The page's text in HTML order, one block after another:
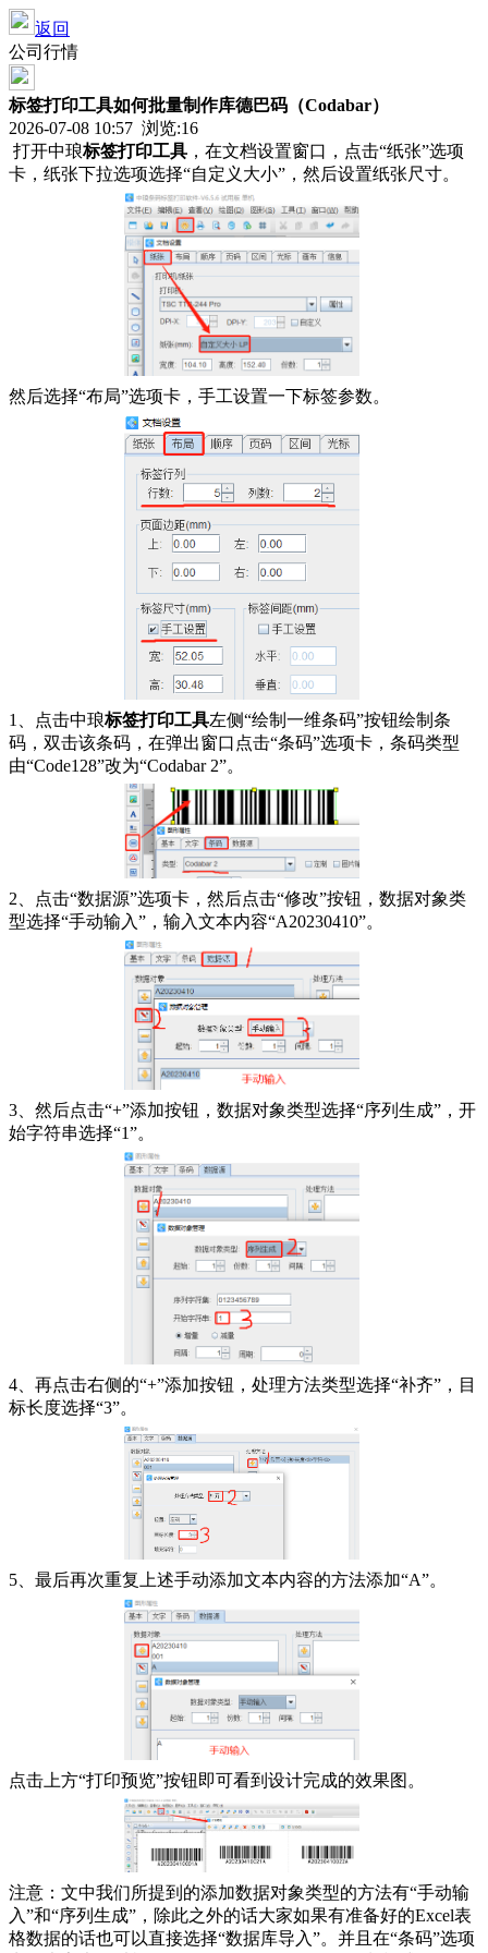
返回
公司行情
标签打印工具如何批量制作库德巴码（Codabar）
2026-07-08 10:57 浏览:16
打开中琅标签打印工具 ，在文档设置窗口，点击“纸张”选项
卡，纸张下拉选项选择“自定义大小”，然后设置纸张尺寸。
然后选择“布局”选项卡，手工设置一下标签参数。
1、点击中琅标签打印工具左侧“绘制一维条码”按钮绘制条
码，双击该条码，在弹出窗口点击“条码”选项卡，条码类型
由“Code128”改为“Codabar 2”。
2、点击“数据源”选项卡，然后点击“修改”按钮，数据对象类
型选择“手动输入”，输入文本内容“A20230410”。
3、然后点击“+”添加按钮，数据对象类型选择“序列生成”，开
始字符串选择“1”。
4、再点击右侧的“+”添加按钮，处理方法类型选择“补齐”，目
标长度选择“3”。
5、最后再次重复上述手动添加文本内容的方法添加“A”。
点击上方“打印预览”按钮即可看到设计完成的效果图。
注意：文中我们所提到的添加数据对象类型的方法有“手动输
入”和“序列生成”，除此之外的话大家如果有准备好的Excel表
格数据的话也可以直接选择“数据库导入”。并且在“条码”选项